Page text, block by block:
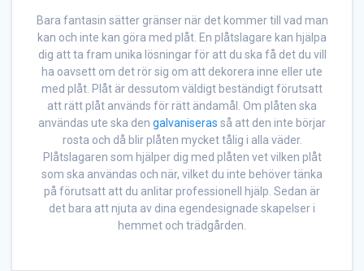
Bara fantasin sätter gränser när det kommer till vad man
kan och inte kan göra med plåt. En plåtslagare kan hjälpa
dig att ta fram unika lösningar för att du ska få det du vill
ha oavsett om det rör sig om att dekorera inne eller ute
med plåt. Plåt är dessutom väldigt beständigt förutsatt
att rätt plåt används för rätt ändamål. Om plåten ska
användas ute ska den galvaniseras så att den inte börjar
rosta och då blir plåten mycket tålig i alla väder.
Plåtslagaren som hjälper dig med plåten vet vilken plåt
som ska användas och när, vilket du inte behöver tänka
på förutsatt att du anlitar professionell hjälp. Sedan är
det bara att njuta av dina egendesignade skapelser i
hemmet och trädgården.